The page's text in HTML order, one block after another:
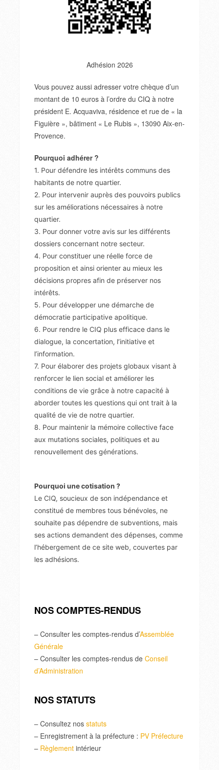
Adhésion 2026
Vous pouvez aussi adresser votre chèque d’un
montant de 10 euros à l’ordre du CIQ à notre
président E. Acquaviva, résidence et rue de « la
Figuière », bâtiment « Le Rubis », 13090 Aix-en-
Provence.
Pourquoi adhérer ?
1. Pour défendre les intérêts communs des
habitants de notre quartier.
2. Pour intervenir auprès des pouvoirs publics
sur les améliorations nécessaires à notre
quartier.
3. Pour donner votre avis sur les différents
dossiers concernant notre secteur.
4. Pour constituer une réelle force de
proposition et ainsi orienter au mieux les
décisions propres afin de préserver nos
intérêts.
5. Pour développer une démarche de
démocratie participative apolitique.
6. Pour rendre le CIQ plus efficace dans le
dialogue, la concertation, l’initiative et
l’information.
7. Pour élaborer des projets globaux visant à
renforcer le lien social et améliorer les
conditions de vie grâce à notre capacité à
aborder toutes les questions qui ont trait à la
qualité de vie de notre quartier.
8. Pour maintenir la mémoire collective face
aux mutations sociales, politiques et au
renouvellement des générations.
Pourquoi une cotisation ?
Le CIQ, soucieux de son indépendance et
constitué de membres tous bénévoles, ne
souhaite pas dépendre de subventions, mais
ses actions demandent des dépenses, comme
l’hébergement de ce site web, couvertes par
les adhésions.
NOS COMPTES-RENDUS
– Consulter les comptes-rendus d’Assemblée
Générale
– Consulter les comptes-rendus de Conseil
d’Administration
NOS STATUTS
– Consultez nos statuts
– Enregistrement à la préfecture : PV Préfecture
– Règlement intérieur